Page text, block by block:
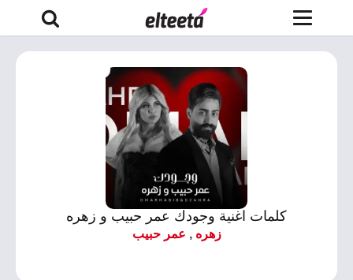
كلمات اغنية وجودك عمر حبيب و زهره
زهره , عمر حبيب